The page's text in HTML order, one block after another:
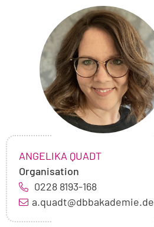
Foto
von
Angelika
Quadt
NAME:
ANGELIKA QUADT,
Organisation
0228 8193-168
a.quadt@dbbakademie.de